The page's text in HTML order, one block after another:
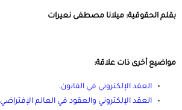
بقلم الحقوقية: ميلانا مصطفى نعيرات
مواضيع أخرى ذات علاقة:
العقد الإلكتروني في القانون.
العقد الإلكتروني والعقود في العالم الإفتراضي